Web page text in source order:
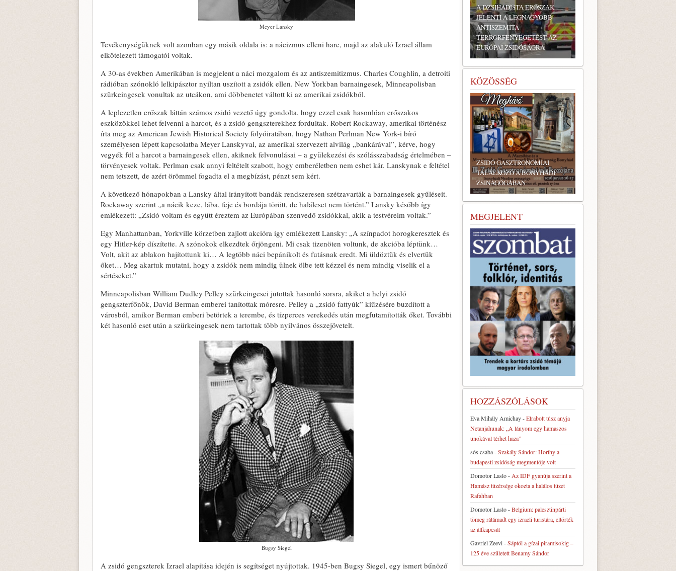
Meyer Lansky
Tevékenységüknek volt azonban egy másik oldala is: a nácizmus elleni harc, majd az alakuló Izrael állam
elkötelezett támogatói voltak.
A 30-as években Amerikában is megjelent a náci mozgalom és az antiszemitizmus. Charles Coughlin, a detroiti
rádióban szónokló lelkipásztor nyíltan uszított a zsidók ellen. New Yorkban barnaingesek, Minneapolisban
szürkeingesek vonultak az utcákon, ami döbbenetet váltott ki az amerikai zsidókból.
A leplezetlen erőszak láttán számos zsidó vezető úgy gondolta, hogy ezzel csak hasonlóan erőszakos
eszközökkel lehet felvenni a harcot, és a zsidó gengszterekhez fordultak. Robert Rockaway, amerikai történész
írta meg az American Jewish Historical Society folyóiratában, hogy Nathan Perlman New York-i bíró
személyesen lépett kapcsolatba Meyer Lanskyval, az amerikai szervezett alvilág „bankárával”, kérve, hogy
vegyék föl a harcot a barnaingesek ellen, akiknek felvonulásai – a gyülekezési és szólásszabadság értelmében –
törvényesek voltak. Perlman csak annyi feltételt szabott, hogy emberéletben nem eshet kár. Lanskynak e feltétel
nem tetszett, de azért örömmel fogadta el a megbízást, pénzt sem kért.
A következő hónapokban a Lansky által irányított bandák rendszeresen szétzavarták a barnaingesek gyűléseit.
Rockaway szerint „a nácik keze, lába, feje és bordája törött, de haláleset nem történt.” Lansky később így
emlékezett: „Zsidó voltam és együtt éreztem az Európában szenvedő zsidókkal, akik a testvéreim voltak.”
Egy Manhattanban, Yorkville körzetben zajlott akcióra így emlékezett Lansky: „A színpadot horogkeresztek és
egy Hitler-kép díszítette. A szónokok elkezdtek őrjöngeni. Mi csak tizenöten voltunk, de akcióba léptünk…
Volt, akit az ablakon hajítottunk ki… A legtöbb náci bepánikolt és futásnak eredt. Mi üldöztük és elvertük
őket… Meg akartuk mutatni, hogy a zsidók nem mindig ülnek ölbe tett kézzel és nem mindig viselik el a
sértéseket.”
Minneapolisban William Dudley Pelley szürkeingesei jutottak hasonló sorsra, akiket a helyi zsidó
gengszterfőnök, David Berman emberei tanítottak móresre. Pelley a „zsidó fattyúk” kiűzésére buzdított a
városból, amikor Berman emberi betörtek a terembe, és tízperces verekedés után megfutamították őket. További
két hasonló eset után a szürkeingesek nem tartottak több nyilvános összejövetelt.
Bugsy Siegel
A zsidó gengszterek Izrael alapítása idején is segítséget nyújtottak. 1945-ben Bugsy Siegel, egy ismert bűnöző
A DZSIHADISTA ERŐSZAK
JELENTI A LEGNAGYOBB
ANTISZEMITA
TERRORFENYEGETÉST AZ
EURÓPAI ZSIDÓSÁGRA
KÖZÖSSÉG
ZSIDÓ GASZTRONÓMIAI
TALÁLKOZÓ A BONYHÁDI
ZSINAGÓGÁBAN
MEGJELENT
HOZZÁSZÓLÁSOK
Eva Mihály Amichay-Elrabolt túsz anyja
Netanjahunak: „A lányom egy hamaszos
unokával térhet haza”
sós csaba-Szakály Sándor: Horthy a
budapesti zsidóság megmentője volt
Domotor Laslo- Az IDF gyanúja szerint a
Hamász tüzérsége okozta a halálos tüzet
Rafahban
Domotor Laslo-Belgium: palesztinpárti
tömeg rátámadt egy izraeli turistára, eltörték
az állkapcsát
Gavriel Zeevi-Sáptól a gízai piramisokig –
125 éve született Benamy Sándor